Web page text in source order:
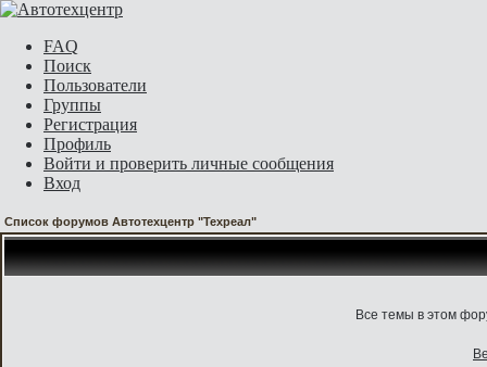
FAQ
Поиск
Пользователи
Группы
Регистрация
Профиль
Войти и проверить личные сообщения
Вход
Список форумов Автотехцентр "Техреал"
Все темы в этом